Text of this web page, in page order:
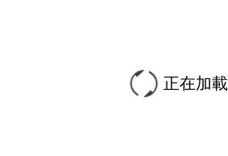
正在加載